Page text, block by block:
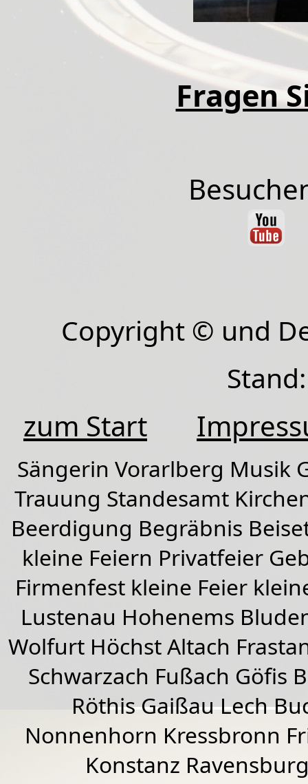
Fragen
Copyright © und
zum Start
Sängerin Vorarlberg Musik
Trauung Standesamt
Beerdigung Begräbnis
kleine Feiern Privatfeier
Firmenfest kleine Feier
Lustenau Hohenems
Wolfurt HöchstAltach
Schwarzach Fußach Göfis
RöthisGaißauLech
Nonnenhorn Kressbronn
Konstanz